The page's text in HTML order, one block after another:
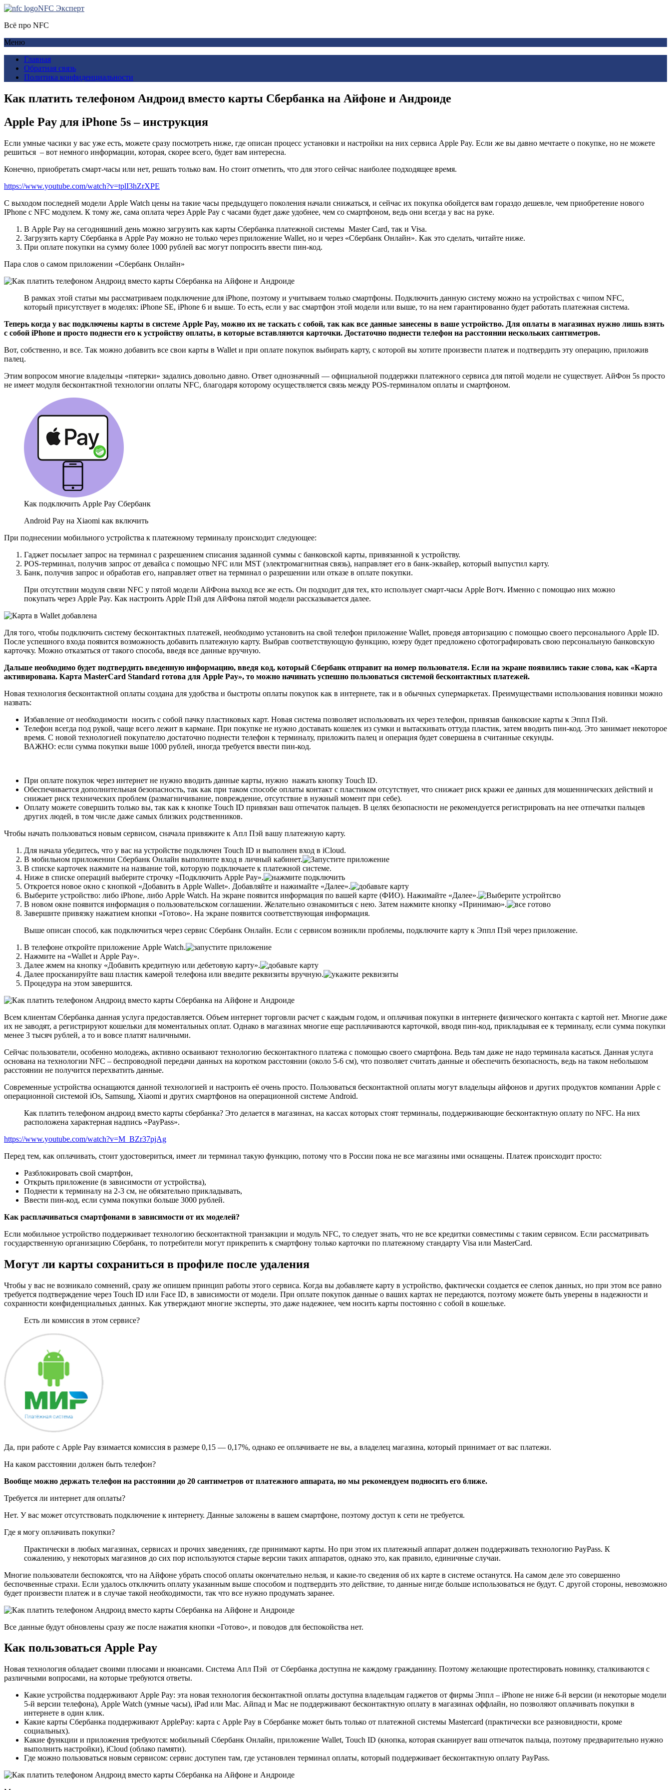
NFC Эксперт
Всё про NFC
Меню
Главная
Обратная связь
Политика конфиденциальности
Как платить телефоном Андроид вместо карты Сбербанка на Айфоне и Андроиде
Apple Pay для iPhone 5s – инструкция
Если умные часики у вас уже есть, можете сразу посмотреть ниже, где описан процесс установки и настройки на них сервиса Apple Pay. Если же вы давно мечтаете о покупке, но не можете
решиться – вот немного информации, которая, скорее всего, будет вам интересна.
Конечно, приобретать смарт-часы или нет, решать только вам. Но стоит отметить, что для этого сейчас наиболее подходящее время.
https://www.youtube.com/watch?v=tplI3hZrXPE
С выходом последней модели Apple Watch цены на такие часы предыдущего поколения начали снижаться, и сейчас их покупка обойдется вам гораздо дешевле, чем приобретение нового
IPhone с NFC модулем. К тому же, сама оплата через Apple Pay с часами будет даже удобнее, чем со смартфоном, ведь они всегда у вас на руке.
В Apple Pay на сегодняшний день можно загрузить как карты Сбербанка платежной системы Master Card, так и Visa.
Загрузить карту Сбербанка в Apple Pay можно не только через приложение Wallet, но и через «Сбербанк Онлайн». Как это сделать, читайте ниже.
При оплате покупки на сумму более 1000 рублей вас могут попросить ввести пин-код.
Пара слов о самом приложении «Сбербанк Онлайн»
В рамках этой статьи мы рассматриваем подключение для iPhone, поэтому и учитываем только смартфоны. Подключить данную систему можно на устройствах с чипом NFC,
который присутствует в моделях: iPhone SE, iPhone 6 и выше. То есть, если у вас смартфон этой модели или выше, то на нем гарантированно будет работать платежная система.
Теперь когда у вас подключены карты в системе Apple Pay, можно их не таскать с собой, так как все данные занесены в ваше устройство. Для оплаты в магазинах нужно лишь взять
с собой iPhone и просто поднести его к устройству оплаты, в которые вставляются карточки. Достаточно поднести телефон на расстоянии нескольких сантиметров.
Вот, собственно, и все. Так можно добавить все свои карты в Wallet и при оплате покупок выбирать карту, с которой вы хотите произвести платеж и подтвердить эту операцию, приложив
палец.
Этим вопросом многие владельцы «пятерки» задались довольно давно. Ответ однозначный — официальной поддержки платежного сервиса для пятой модели не существует. АйФон 5s просто
не имеет модуля бесконтактной технологии оплаты NFC, благодаря которому осуществляется связь между POS-терминалом оплаты и смартфоном.
Как подключить Apple Pay Сбербанк
Android Pay на Xiaomi как включить
При поднесении мобильного устройства к платежному терминалу происходит следующее:
Гаджет посылает запрос на терминал с разрешением списания заданной суммы с банковской карты, привязанной к устройству.
POS-терминал, получив запрос от девайса с помощью NFC или MST (электромагнитная связь), направляет его в банк-эквайер, который выпустил карту.
Банк, получив запрос и обработав его, направляет ответ на терминал о разрешении или отказе в оплате покупки.
При отсутствии модуля связи NFC у пятой модели АйФона выход все же есть. Он подходит для тех, кто использует смарт-часы Apple Вотч. Именно с помощью них можно
покупать через Apple Pay. Как настроить Apple Пэй для АйФона пятой модели рассказывается далее.
Для того, чтобы подключить систему бесконтактных платежей, необходимо установить на свой телефон приложение Wallet, проведя авторизацию с помощью своего персонального Apple ID.
После успешного входа появится возможность добавить платежную карту. Выбрав соответствующую функцию, юзеру будет предложено сфотографировать свою персональную банковскую
карточку. Можно отказаться от такого способа, введя все данные вручную.
Дальше необходимо будет подтвердить введенную информацию, введя код, который Сбербанк отправит на номер пользователя. Если на экране появились такие слова, как «Карта
активирована. Карта MasterCard Standard готова для Apple Pay», то можно начинать успешно пользоваться системой бесконтактных платежей.
Новая технология бесконтактной оплаты создана для удобства и быстроты оплаты покупок как в интернете, так и в обычных супермаркетах. Преимуществами использования новинки можно
назвать:
Избавление от необходимости носить с собой пачку пластиковых карт. Новая система позволяет использовать их через телефон, привязав банковские карты к Эппл Пэй.
Телефон всегда под рукой, чаще всего лежит в кармане. При покупке не нужно доставать кошелек из сумки и вытаскивать оттуда пластик, затем вводить пин-код. Это занимает некоторое
время. С новой технологией покупателю достаточно поднести телефон к терминалу, приложить палец и операция будет совершена в считанные секунды.
ВАЖНО: если сумма покупки выше 1000 рублей, иногда требуется ввести пин-код.
При оплате покупок через интернет не нужно вводить данные карты, нужно нажать кнопку Touch ID.
Обеспечивается дополнительная безопасность, так как при таком способе оплаты контакт с пластиком отсутствует, что снижает риск кражи ее данных для мошеннических действий и
снижает риск технических проблем (размагничивание, повреждение, отсутствие в нужный момент при себе).
Оплату можете совершить только вы, так как к кнопке Touch ID привязан ваш отпечаток пальцев. В целях безопасности не рекомендуется регистрировать на нее отпечатки пальцев
других людей, в том числе даже самых близких родственников.
Чтобы начать пользоваться новым сервисом, сначала привяжите к Апл Пэй вашу платежную карту.
Для начала убедитесь, что у вас на устройстве подключен Touch ID и выполнен вход в iCloud.
В мобильном приложении Сбербанк Онлайн выполните вход в личный кабинет.
В списке карточек нажмите на название той, которую подключаете к платежной системе.
Ниже в списке операций выберите строчку «Подключить Apple Pay».
Откроется новое окно с кнопкой «Добавить в Apple Wallet». Добавляйте и нажимайте «Далее».
Выберите устройство: либо iPhone, либо Apple Watch. На экране появится информация по вашей карте (ФИО). Нажимайте «Далее».
В новом окне появится информация о пользовательском соглашении. Желательно ознакомиться с нею. Затем нажмите кнопку «Принимаю».
Завершите привязку нажатием кнопки «Готово». На экране появится соответствующая информация.
Выше описан способ, как подключиться через сервис Сбербанк Онлайн. Если с сервисом возникли проблемы, подключите карту к Эппл Пэй через приложение.
В телефоне откройте приложение Apple Watch.
Нажмите на «Wallet и Apple Pay».
Далее жмем на кнопку «Добавить кредитную или дебетовую карту».
Далее просканируйте ваш пластик камерой телефона или введите реквизиты вручную.
Процедура на этом завершится.
Всем клиентам Сбербанка данная услуга предоставляется. Объем интернет торговли расчет с каждым годом, и оплачивая покупки в интернете физического контакта с картой нет. Многие даже
их не заводят, а регистрируют кошельки для моментальных оплат. Однако в магазинах многие еще расплачиваются карточкой, вводя пин-код, прикладывая ее к терминалу, если сумма покупки
менее 3 тысяч рублей, а то и вовсе платят наличными.
Сейчас пользователи, особенно молодежь, активно осваивают технологию бесконтактного платежа с помощью своего смартфона. Ведь там даже не надо терминала касаться. Данная услуга
основана на технологии NFC – беспроводной передачи данных на коротком расстоянии (около 5-6 см), что позволяет считать данные и обеспечить безопасность, ведь на таком небольшом
расстоянии не получится перехватить данные.
Современные устройства оснащаются данной технологией и настроить её очень просто. Пользоваться бесконтактной оплаты могут владельцы айфонов и других продуктов компании Apple c
операционной системой iOs, Samsung, Xiaomi и других смартфонов на операционной системе Android.
Как платить телефоном андроид вместо карты сбербанка? Это делается в магазинах, на кассах которых стоят терминалы, поддерживающие бесконтактную оплату по NFC. На них
расположена характерная надпись «PayPass».
https://www.youtube.com/watch?v=M_BZr37pjAg
Перед тем, как оплачивать, стоит удостовериться, имеет ли терминал такую функцию, потому что в России пока не все магазины ими оснащены. Платеж происходит просто:
Разблокировать свой смартфон,
Открыть приложение (в зависимости от устройства),
Поднести к терминалу на 2-3 см, не обязательно прикладывать,
Ввести пин-код, если сумма покупки больше 3000 рублей.
Как расплачиваться смартфонами в зависимости от их моделей?
Если мобильное устройство поддерживает технологию бесконтактной транзакции и модуль NFC, то следует знать, что не все кредитки совместимы с таким сервисом. Если рассматривать
государственную организацию Сбербанк, то потребители могут прикрепить к смартфону только карточки по платежному стандарту Visa или MasterCard.
Могут ли карты сохраниться в профиле после удаления
Чтобы у вас не возникало сомнений, сразу же опишем принцип работы этого сервиса. Когда вы добавляете карту в устройство, фактически создается ее слепок данных, но при этом все равно
требуется подтверждение через Touch ID или Face ID, в зависимости от модели. При оплате покупок данные о ваших картах не передаются, поэтому можете быть уверены в надежности и
сохранности конфиденциальных данных. Как утверждают многие эксперты, это даже надежнее, чем носить карты постоянно с собой в кошельке.
Есть ли комиссия в этом сервисе?
Да, при работе с Apple Pay взимается комиссия в размере 0,15 — 0,17%, однако ее оплачиваете не вы, а владелец магазина, который принимает от вас платежи.
На каком расстоянии должен быть телефон?
Вообще можно держать телефон на расстоянии до 20 сантиметров от платежного аппарата, но мы рекомендуем подносить его ближе.
Требуется ли интернет для оплаты?
Нет. У вас может отсутствовать подключение к интернету. Данные заложены в вашем смартфоне, поэтому доступ к сети не требуется.
Где я могу оплачивать покупки?
Практически в любых магазинах, сервисах и прочих заведениях, где принимают карты. Но при этом их платежный аппарат должен поддерживать технологию PayPass. К
сожалению, у некоторых магазинов до сих пор используются старые версии таких аппаратов, однако это, как правило, единичные случаи.
Многие пользователи беспокоятся, что на Айфоне убрать способ оплаты окончательно нельзя, и какие-то сведения об их карте в системе останутся. На самом деле это совершенно
беспочвенные страхи. Если удалось отключить оплату указанным выше способом и подтвердить это действие, то данные нигде больше использоваться не будут. С другой стороны, невозможно
будет произвести платеж и в случае такой необходимости, так что все нужно продумать заранее.
Все данные будут обновлены сразу же после нажатия кнопки «Готово», и поводов для беспокойства нет.
Как пользоваться Apple Pay
Новая технология обладает своими плюсами и нюансами. Система Апл Пэй от Сбербанка доступна не каждому гражданину. Поэтому желающие протестировать новинку, сталкиваются с
различными вопросами, на которые требуются ответы.
Какие устройства поддерживают Apple Pay: эта новая технология бесконтактной оплаты доступна владельцам гаджетов от фирмы Эппл – iPhone не ниже 6-й версии (и некоторые модели
5-й версии телефона), Apple Watch (умные часы), iPad или Mac. Айпад и Mac не поддерживают бесконтактную оплату в магазинах оффлайн, но позволяют оплачивать покупки в
интернете в один клик.
Какие карты Сбербанка поддерживают ApplePay: карта с Apple Pay в Сбербанке может быть только от платежной системы Mastercard (практически все разновидности, кроме
социальных).
Какие функции и приложения требуются: мобильный Сбербанк Онлайн, приложение Wallet, Touch ID (кнопка, которая сканирует ваш отпечаток пальца, поэтому предварительно нужно
выполнить настройки), iCloud (облако памяти).
Где можно пользоваться новым сервисом: сервис доступен там, где установлен терминал оплаты, который поддерживает бесконтактную оплату PayPass.